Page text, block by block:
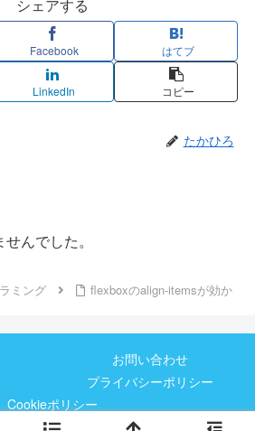
シェアする
Facebook はてブ
LinkedIn コピー
たかひろ
んでした。
ミング
flexboxのalign-itemsが効か
お問い合わせ
プライバシーポリシー
Cookieポリシー